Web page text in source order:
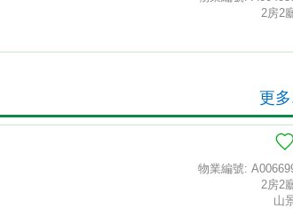
2房2
更
物業編號:
2房2
山